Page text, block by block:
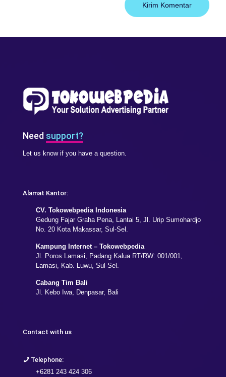
Need support?
Let us know if you have a question.
Alamat Kantor:
CV. Tokowebpedia Indonesia
Gedung Fajar Graha Pena, Lantai 5, Jl. Urip Sumohardjo
No. 20 Kota Makassar, Sul-Sel.
Kampung Internet – Tokowebpedia
Jl. Poros Lamasi, Padang Kalua RT/RW: 001/001,
Lamasi, Kab. Luwu, Sul-Sel.
Cabang Tim Bali
Jl. Kebo Iwa, Denpasar, Bali
Contact with us
Telephone:
+6281 243 424 306